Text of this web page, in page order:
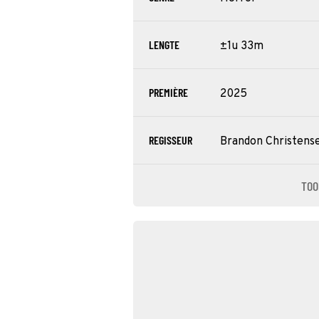
LENGTE ±1u 33m
PREMIÈRE 2025
REGISSEUR Brandon